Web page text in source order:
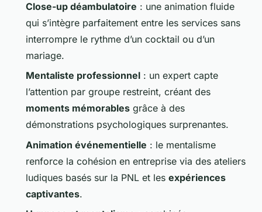
Close-up déambulatoire : une animation fluide
qui s’intègre parfaitement entre les services sans
interrompre le rythme d’un cocktail ou d’un
mariage.
Mentaliste professionnel : un expert capte
l’attention par groupe restreint, créant des
moments mémorables grâce à des
démonstrations psychologiques surprenantes.
Animation événementielle : le mentalisme
renforce la cohésion en entreprise via des ateliers
ludiques basés sur la PNL et les expériences
captivantes.